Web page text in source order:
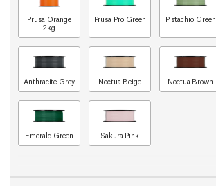
Prusa Orange
2kg
Prusa Pro Green Pistachio Green
Anthracite Grey Noctua Beige Noctua Brown
Emerald Green Sakura Pink